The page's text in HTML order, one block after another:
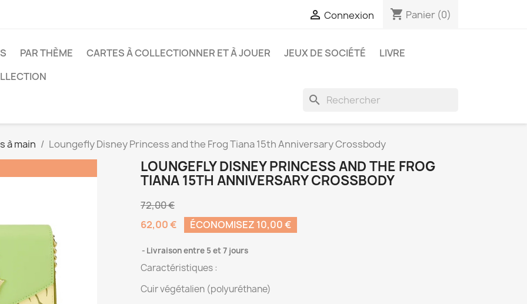
 Connexion shopping_cart Panier (0)
PAR THÈME CARTES À COLLECTIONNER ET À JOUER JEUX DE SOCIÉTÉ
LIVRE
search
à main Loungefly Disney Princess and the Frog Tiana 15th Anniversary Crossbody
LOUNGEFLY DISNEY PRINCESS AND THE FROG
TIANA 15TH ANNIVERSARY CROSSBODY
72,00 €
62,00 €
ÉCONOMISEZ 10,00 €
Livraison entre 5 et 7 jours
Caractéristiques :
Cuir végétalien (polyuréthane)